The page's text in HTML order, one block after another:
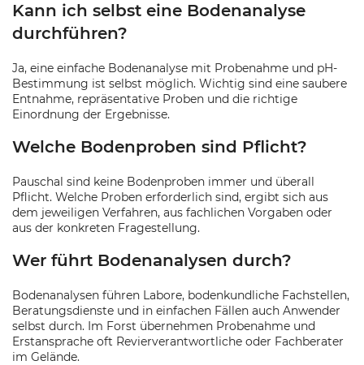
Kann ich selbst eine Bodenanalyse
durchführen?
Ja, eine einfache Bodenanalyse mit Probenahme und pH-
Bestimmung ist selbst möglich. Wichtig sind eine saubere
Entnahme, repräsentative Proben und die richtige
Einordnung der Ergebnisse.
Welche Bodenproben sind Pflicht?
Pauschal sind keine Bodenproben immer und überall
Pflicht. Welche Proben erforderlich sind, ergibt sich aus
dem jeweiligen Verfahren, aus fachlichen Vorgaben oder
aus der konkreten Fragestellung.
Wer führt Bodenanalysen durch?
Bodenanalysen führen Labore, bodenkundliche Fachstellen,
Beratungsdienste und in einfachen Fällen auch Anwender
selbst durch. Im Forst übernehmen Probenahme und
Erstansprache oft Revierverantwortliche oder Fachberater
im Gelände.